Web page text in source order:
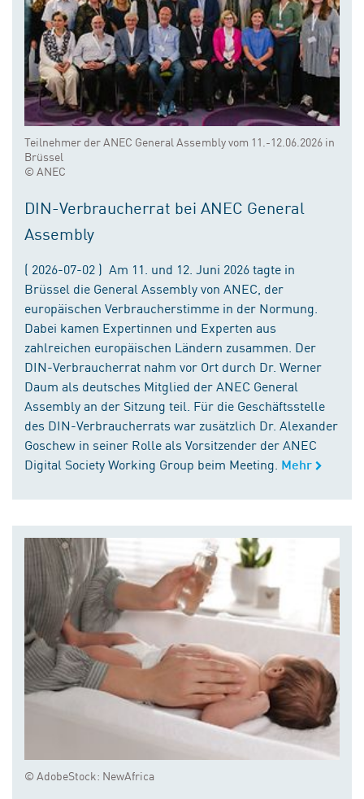
Teilnehmer der ANEC General Assembly vom 11.-12.06.2026 in
Brüssel
© ANEC
DIN-Verbraucherrat bei ANEC General
Assembly
( 2026-07-02 ) Am 11. und 12. Juni 2026 tagte in
Brüssel die General Assembly von ANEC, der
europäischen Verbraucherstimme in der Normung.
Dabei kamen Expertinnen und Experten aus
zahlreichen europäischen Ländern zusammen. Der
DIN-Verbraucherrat nahm vor Ort durch Dr. Werner
Daum als deutsches Mitglied der ANEC General
Assembly an der Sitzung teil. Für die Geschäftsstelle
des DIN-Verbraucherrats war zusätzlich Dr. Alexander
Goschew in seiner Rolle als Vorsitzender der ANEC
Digital Society Working Group beim Meeting. Mehr
© AdobeStock: NewAfrica